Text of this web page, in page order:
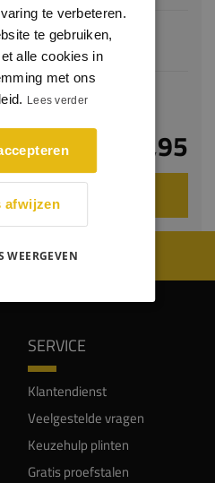
maatwerk, de verwachte
16 werkdagen
€ 151,95
WINKELWAGEN
MET EEN 8.8
SERVICE
Klantendienst
Veelgestelde vragen
Keuzehulp plinten
Gratis proefstalen
te verbeteren.
te gebruiken,
alle cookies in
met ons
Lees verder
afwijzen
WEERGEVEN